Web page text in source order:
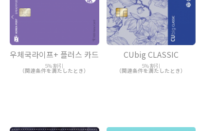
우체국라이프+ 플러스 카드
5% 割引
（関連条件を満たしたとき）
CUbig CLASSIC
5% 割引
（関連条件を満たしたとき）